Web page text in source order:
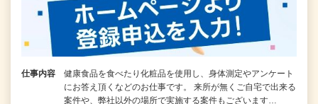
仕事内容
健康食品を食べたり化粧品を使用し、身体測定やアンケート
にお答え頂くなどのお仕事です。 来所が無くご自宅で出来る
案件や、弊社以外の場所で実施する案件もございます…